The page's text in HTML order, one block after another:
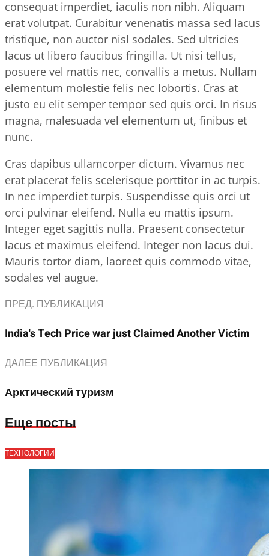
consequat imperdiet, iaculis non nibh. Aliquam
erat volutpat. Curabitur venenatis massa sed lacus
tristique, non auctor nisl sodales. Sed ultricies
lacus ut libero faucibus fringilla. Ut nisi tellus,
posuere vel mattis nec, convallis a metus. Nullam
elementum molestie felis nec lobortis. Cras at
justo eu elit semper tempor sed quis orci. In risus
magna, malesuada vel elementum ut, finibus et
nunc.
Cras dapibus ullamcorper dictum. Vivamus nec
erat placerat felis scelerisque porttitor in ac turpis.
In nec imperdiet turpis. Suspendisse quis orci ut
orci pulvinar eleifend. Nulla eu mattis ipsum.
Integer eget sagittis nulla. Praesent consectetur
lacus et maximus eleifend. Integer non lacus dui.
Mauris tortor diam, laoreet quis commodo vitae,
sodales vel augue.
ПРЕД. ПУБЛИКАЦИЯ
India's Tech Price war just Claimed Another Victim
ДАЛЕЕ ПУБЛИКАЦИЯ
Арктический туризм
Еще посты
ТЕХНОЛОГИИ